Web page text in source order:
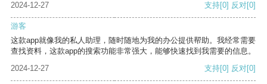
2024-12-27 支持[0] 反对[0]
游客
这款app就像我的私人助理，随时随地为我的办公提供帮助。我经常需要
查找资料，这款app的搜索功能非常强大，能够快速找到我需要的信息。
2024-12-27
支持[0] 反对[0]